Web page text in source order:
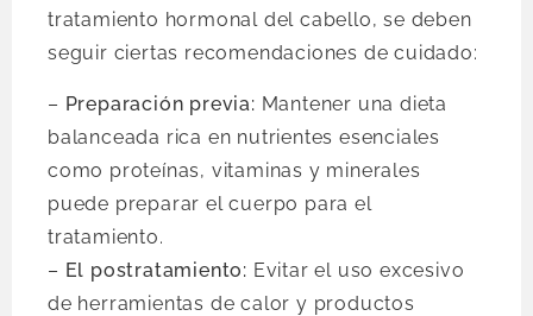
tratamiento hormonal del cabello, se deben
seguir ciertas recomendaciones de cuidado:
– Preparación previa: Mantener una dieta
balanceada rica en nutrientes esenciales
como proteínas, vitaminas y minerales
puede preparar el cuerpo para el
tratamiento.
– El postratamiento: Evitar el uso excesivo
de herramientas de calor y productos